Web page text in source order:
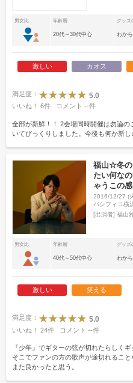
男女比 年齢層 グッズ
20代～30代中心 わか
激しい カオス
満足度： 5.0
いいね！ 6件 コメント --件
全部が新鮮！！ 2会場同時開催は勿論
いてびっくりしました。今後も何か新し
福山☆冬の
たい何な
ゃうこの
2016/12/27 (
パシフィコ横
[出演者]福山
男女比 年齢層 グッズ
40代～50代中心 わか
激しい 笑える
満足度： 5.0
いいね！ 24件 コメント --件
『少年』でギターの弦が切れたらしく
そこでファンの方の歌声が途切れるこ
また良かったと思う。